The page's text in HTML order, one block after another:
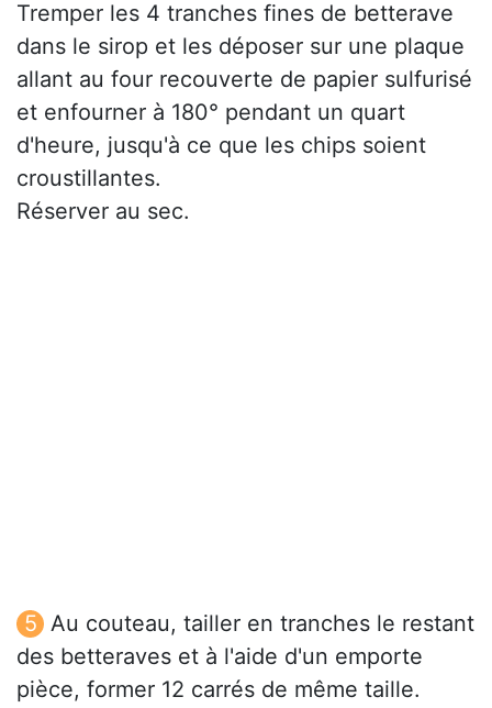
Tremper les 4 tranches fines de betterave
dans le sirop et les déposer sur une plaque
allant au four recouverte de papier sulfurisé
et enfourner à 180° pendant un quart
d'heure, jusqu'à ce que les chips soient
croustillantes.
Réserver au sec.
Au couteau, tailler en tranches le restant
des betteraves et à l'aide d'un emporte
pièce, former 12 carrés de même taille.